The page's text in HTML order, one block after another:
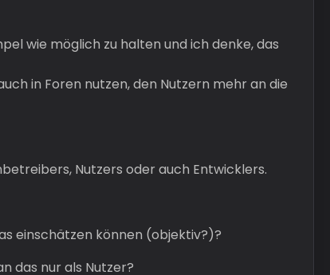
wie möglich zu halten und ich denke, das
in Foren nutzen, den Nutzern mehr an die
Nutzers oder auch Entwicklers.
einschätzen können (objektiv?)?
das nur als Nutzer?